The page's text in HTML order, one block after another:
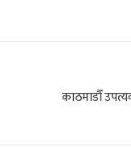
काठमाडौँ